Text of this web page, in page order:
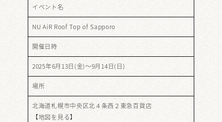
イベント名
NU AiR Roof Top of Sapporo
開催日時
2025年6月13日(金)～9月14日(日)
場所
北海道札幌市中央区北４条西２東急百貨店
【地図を見る】